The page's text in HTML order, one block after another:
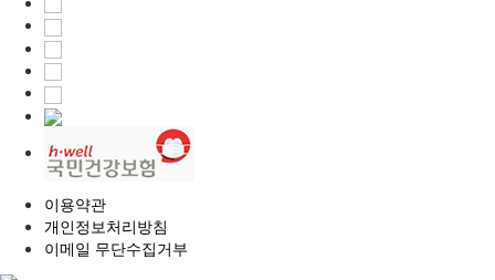
이용약관
개인정보처리방침
이메일 무단수집거부